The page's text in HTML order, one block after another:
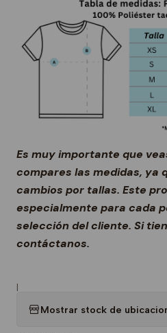
Es muy importante que
compares las medidas, ya
cambios por tallas. Este
especialmente para cada
selección del cliente. Si
contáctanos.
|
Mostrar stock de